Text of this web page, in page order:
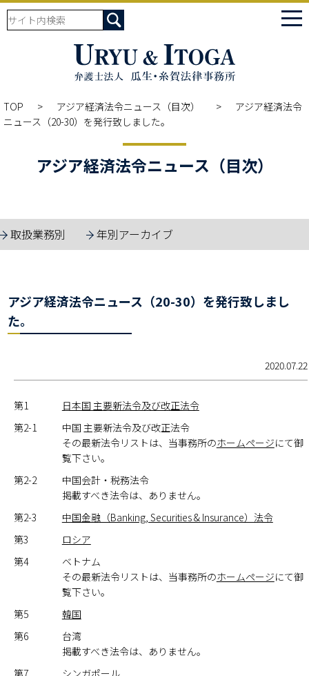
TOP アジア経済法令ニュース（目次）
アジア経済法令
ニュース（20-30）を発行致しました。
アジア経済法令ニュース（目次）
取扱業務別 年別アーカイブ
アジア経済法令ニュース（20-30）を発行致しまし
た。
2020.07.22
第1
日本国 主要新法令及び改正法令
第2-1
中国 主要新法令及び改正法令
その最新法令リストは、当事務所のホームページにて御
覧下さい。
第2-2
中国会計・税務法令
掲載すべき法令は、ありません。
第2-3
中国金融（Banking, Securities & Insurance）法令
第3
ロシア
第4
ベトナム
その最新法令リストは、当事務所のホームページにて御
覧下さい。
第5
韓国
第6
台湾
掲載すべき法令は、ありません。
第7
シンガポール